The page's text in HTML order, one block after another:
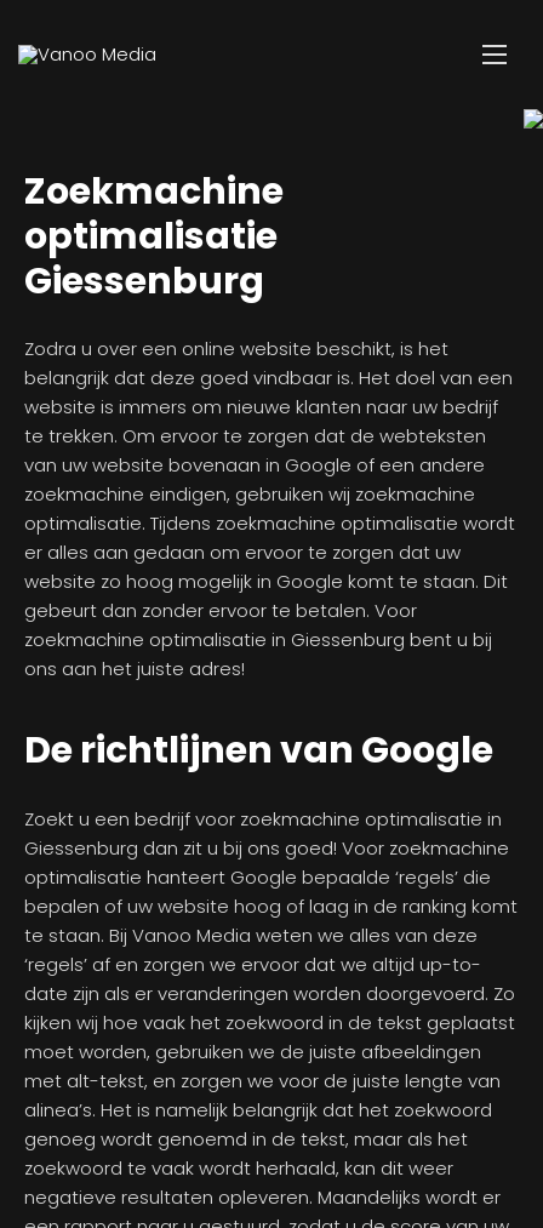
Zoekmachine
optimalisatie
Giessenburg
Zodra u over een online website beschikt, is het
belangrijk dat deze goed vindbaar is. Het doel van een
website is immers om nieuwe klanten naar uw bedrijf
te trekken. Om ervoor te zorgen dat de webteksten
van uw website bovenaan in Google of een andere
zoekmachine eindigen, gebruiken wij zoekmachine
optimalisatie. Tijdens zoekmachine optimalisatie wordt
er alles aan gedaan om ervoor te zorgen dat uw
website zo hoog mogelijk in Google komt te staan. Dit
gebeurt dan zonder ervoor te betalen. Voor
zoekmachine optimalisatie in Giessenburg bent u bij
ons aan het juiste adres!
De richtlijnen van Google
Zoekt u een bedrijf voor zoekmachine optimalisatie in
Giessenburg dan zit u bij ons goed! Voor zoekmachine
optimalisatie hanteert Google bepaalde ‘regels’ die
bepalen of uw website hoog of laag in de ranking komt
te staan. Bij Vanoo Media weten we alles van deze
‘regels’ af en zorgen we ervoor dat we altijd up-to-
date zijn als er veranderingen worden doorgevoerd. Zo
kijken wij hoe vaak het zoekwoord in de tekst geplaatst
moet worden, gebruiken we de juiste afbeeldingen
met alt-tekst, en zorgen we voor de juiste lengte van
alinea’s. Het is namelijk belangrijk dat het zoekwoord
genoeg wordt genoemd in de tekst, maar als het
zoekwoord te vaak wordt herhaald, kan dit weer
negatieve resultaten opleveren. Maandelijks wordt er